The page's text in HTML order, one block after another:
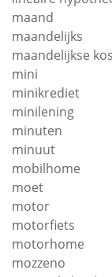
maand
maandelijks
maandelijkse
mini
minikrediet
minilening
minuten
minuut
mobilhome
moet
motor
motorfiets
motorhome
mozzeno